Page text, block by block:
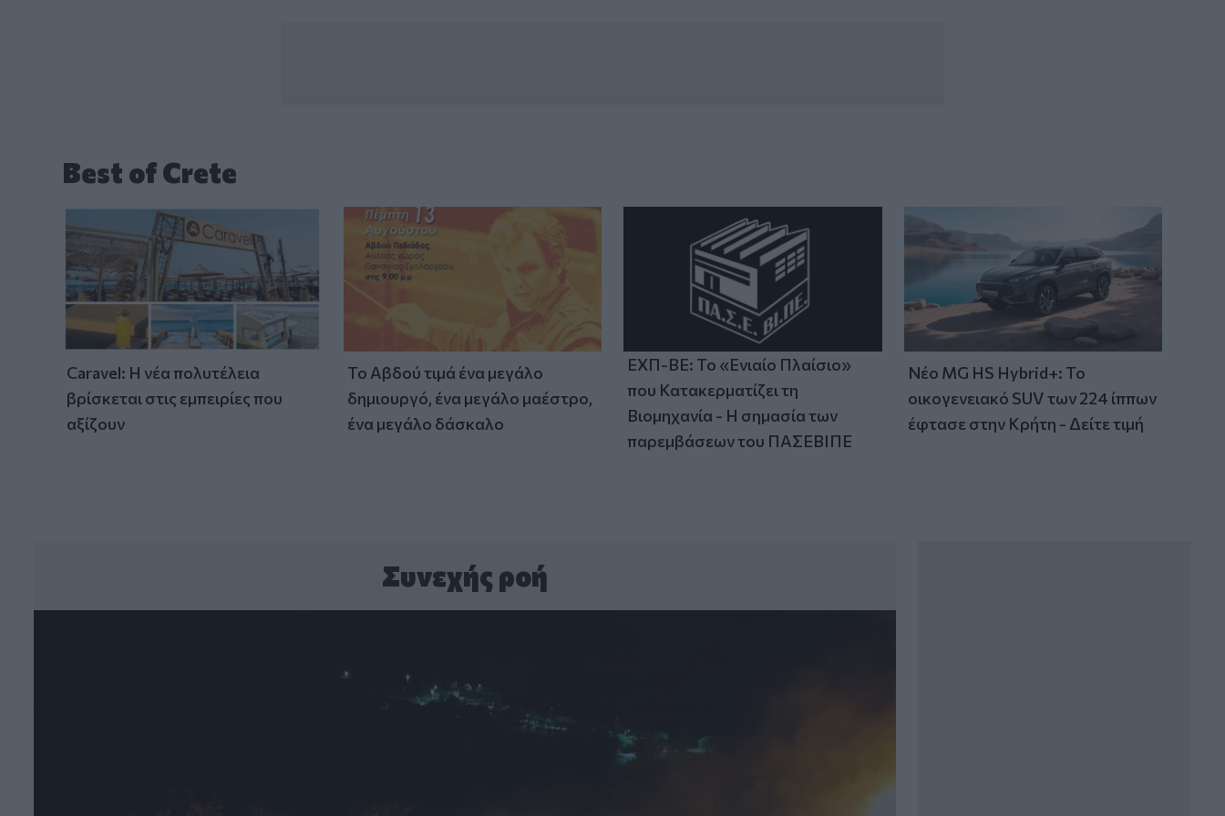
Best of Crete
Caravel: Η νέα πολυτέλεια
βρίσκεται στις εμπειρίες που
αξίζουν
Το Αβδού τιμά ένα μεγάλο
δημιουργό, ένα μεγάλο μαέστρο,
ένα μεγάλο δάσκαλο
ΕΧΠ-ΒΕ: Το «Ενιαίο Πλαίσιο»
που Κατακερματίζει τη
Βιομηχανία - Η σημασία των
παρεμβάσεων του ΠΑΣΕΒΙΠΕ
Νέο MG HS Hybrid+: Το
οικογενειακό SUV των 224 ίππων
έφτασε στην Κρήτη - Δείτε τιμή
Συνεχής ροή